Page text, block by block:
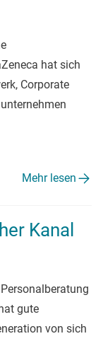
hat sich
Corporate
Mehr lesen
Kanal
gute
von sich